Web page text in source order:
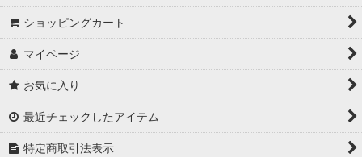
ショッピングカート
マイページ
お気に入り
最近チェックしたアイテム
特定商取引法表示